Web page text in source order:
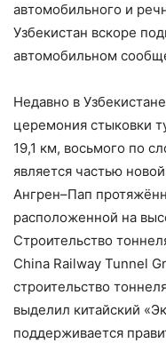
автомобильного и
Узбекистан вскоре
автомобильном
Недавно в
церемония стыковки
19,1 км, восьмого по
является частью
Ангрен–Пап
расположенной на
Строительство
China Railway Tunnel
строительство
выделил китайский
поддерживается